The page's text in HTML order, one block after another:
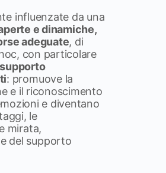
influenzate da una
e dinamiche,
adeguate, di
con particolare
: promuove la
e il riconoscimento
e diventano
le
mirata,
del supporto